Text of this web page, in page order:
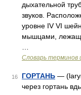
дыхательной
звуков.
уровне IV VI
мышцами,
Словарь терминов
16 ГОРТАНЬ —
через гортань